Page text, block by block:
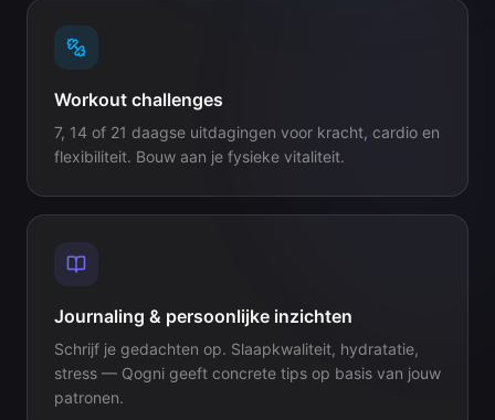
Workout challenges
7, 14 of 21 daagse uitdagingen voor kracht, cardio en
flexibiliteit. Bouw aan je fysieke vitaliteit.
Journaling & persoonlijke inzichten
Schrijf je gedachten op. Slaapkwaliteit, hydratatie,
stress — Qogni geeft concrete tips op basis van jouw
patronen.